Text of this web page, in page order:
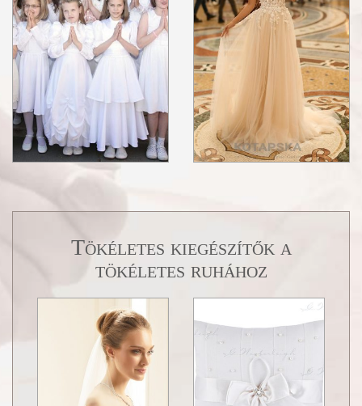
Tökéletes kiegészítők a
tökéletes ruhához